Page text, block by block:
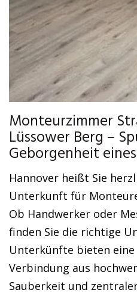
Monteurzimmer
Lüssower Berg –
Geborgenheit
Hannover heißt Sie
Unterkunft für
Ob Handwerker oder
finden Sie die richtige
Unterkünfte bieten eine
Verbindung aus
Sauberkeit und